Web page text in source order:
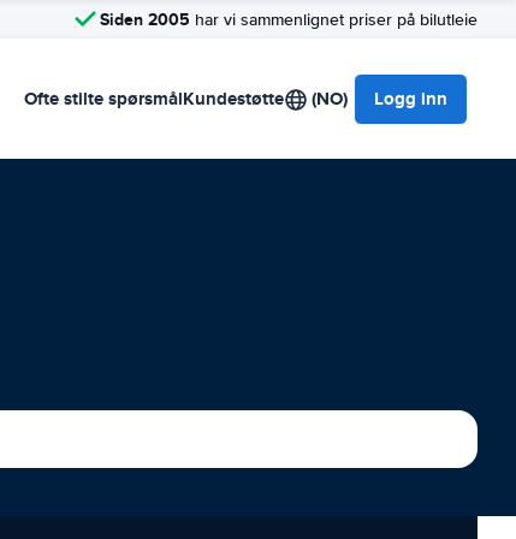
Siden 2005 har vi sammenlignet priser på bilutleie
Ofte stilte spørsmålKundestøtte (NO) Logg inn